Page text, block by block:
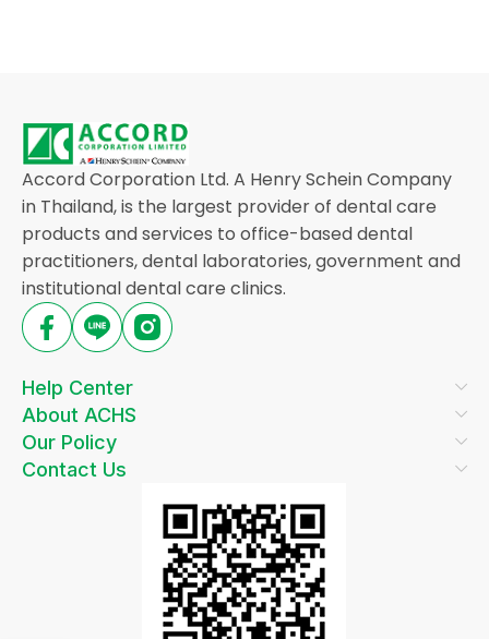
Accord Corporation Ltd. A Henry Schein Company
in Thailand, is the largest provider of dental care
products and services to office-based dental
practitioners, dental laboratories, government and
institutional dental care clinics.
Help Center
About ACHS
Our Policy
Contact Us